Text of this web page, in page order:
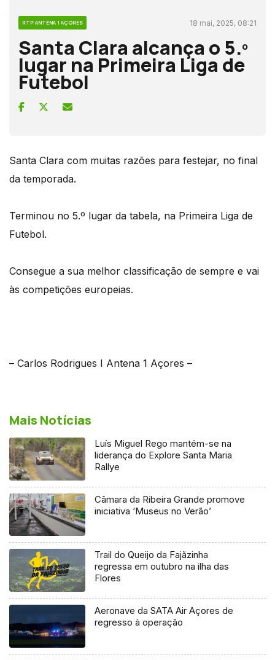
RTP ANTENA 1 AÇORES 18 mai, 2025, 08:21
Santa Clara alcança o 5.º
lugar na Primeira Liga de
Futebol
Santa Clara com muitas razões para festejar, no final
da temporada.
Terminou no 5.º lugar da tabela, na Primeira Liga de
Futebol.
Consegue a sua melhor classificação de sempre e vai
às competições europeias.
– Carlos Rodrigues I Antena 1 Açores –
Mais Notícias
Luís Miguel Rego mantém-se na
liderança do Explore Santa Maria
Rallye
Câmara da Ribeira Grande promove
iniciativa ‘Museus no Verão’
Trail do Queijo da Fajãzinha
regressa em outubro na ilha das
Flores
Aeronave da SATA Air Açores de
regresso à operação